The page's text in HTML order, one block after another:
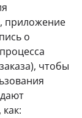
приложение
о
чтобы